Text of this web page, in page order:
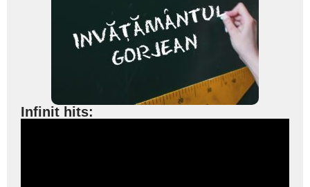
Infinit hits: